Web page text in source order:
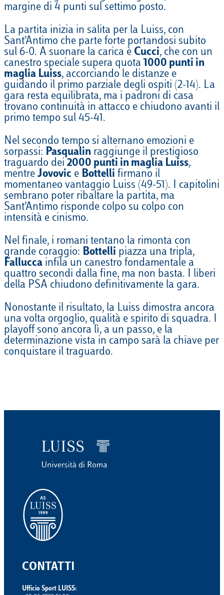
margine di 4 punti sul settimo posto.
La partita inizia in salita per la Luiss, con
Sant’Antimo che parte forte portandosi subito
sul 6-0. A suonare la carica è Cucci, che con un
canestro speciale supera quota 1000 punti in
maglia Luiss, accorciando le distanze e
guidando il primo parziale degli ospiti (2-14). La
gara resta equilibrata, ma i padroni di casa
trovano continuità in attacco e chiudono avanti il
primo tempo sul 45-41.
Nel secondo tempo si alternano emozioni e
sorpassi: Pasqualin raggiunge il prestigioso
traguardo dei 2000 punti in maglia Luiss,
mentre Jovovic e Bottelli firmano il
momentaneo vantaggio Luiss (49-51). I capitolini
sembrano poter ribaltare la partita, ma
Sant’Antimo risponde colpo su colpo con
intensità e cinismo.
Nel finale, i romani tentano la rimonta con
grande coraggio: Bottelli piazza una tripla,
Fallucca infila un canestro fondamentale a
quattro secondi dalla fine, ma non basta. I liberi
della PSA chiudono definitivamente la gara.
Nonostante il risultato, la Luiss dimostra ancora
una volta orgoglio, qualità e spirito di squadra. I
playoff sono ancora lì, a un passo, e la
determinazione vista in campo sarà la chiave per
conquistare il traguardo.
CONTATTI
Ufficio Sport LUISS: